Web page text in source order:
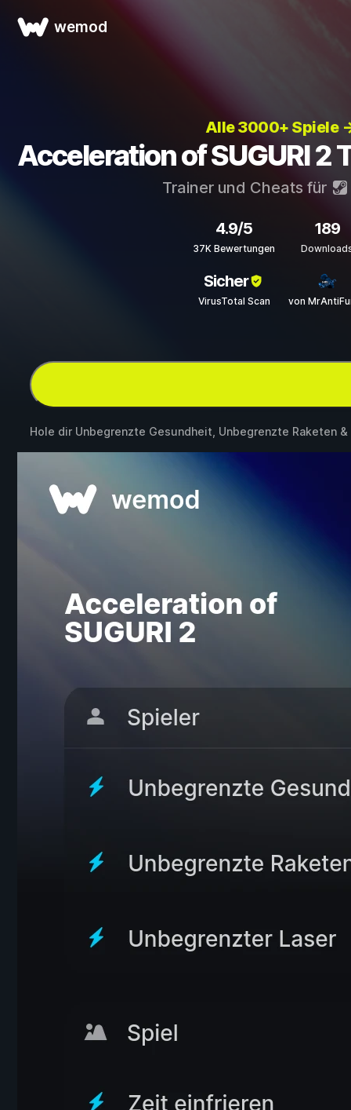
wemod
Alle 3000+ Spiele
Acceleration of SUGURI 2
Trainer und Cheats für
4.9/5
37K Bewertungen
189
Sicher
VirusTotal Scan von
Hole dir Unbegrenzte Gesundheit, Unbegrenzte Raketen &